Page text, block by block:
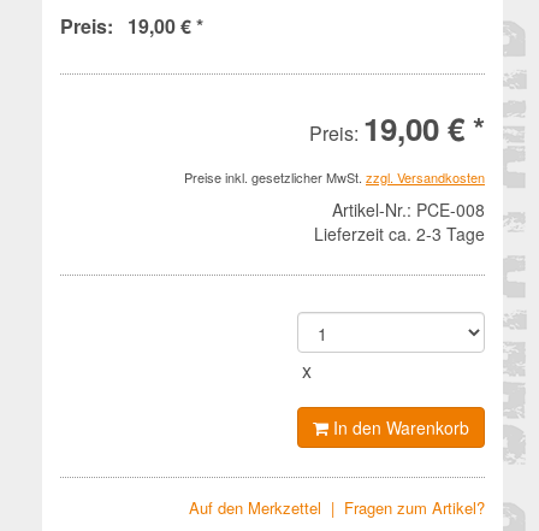
Preis: 19,00 € *
Preis: 19,00 € *
Preise inkl. gesetzlicher MwSt. zzgl. Versandkosten
Artikel-Nr.: PCE-008
Lieferzeit ca. 2-3 Tage
x
In den Warenkorb
Fragen zum Artikel?
Auf den Merkzettel |